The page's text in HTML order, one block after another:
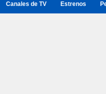
Canales de TV Estrenos